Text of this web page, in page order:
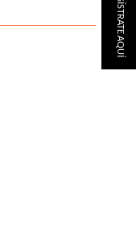
REGÍSTRATE AQUÍ